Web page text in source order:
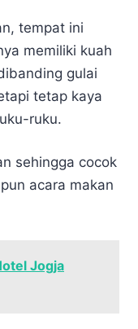
tempat ini
memiliki kuah
gulai
tetap kaya
ruku.
sehingga cocok
acara makan
Jogja